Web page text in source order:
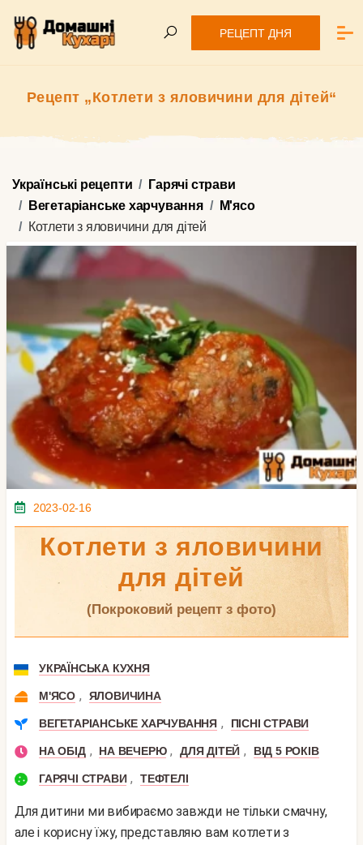
РЕЦЕПТ ДНЯ
Рецепт „Котлети з яловичини для дітей“
Українські рецепти
Гарячі страви
Вегетаріанське харчування
М'ясо
Котлети з яловичини для дітей
2023-02-16
Котлети з яловичини
для дітей
(покроковий рецепт з фото)
УКРАЇНСЬКА КУХНЯ
М'ЯСО , ЯЛОВИЧИНА
ВЕГЕТАРІАНСЬКЕ ХАРЧУВАННЯ , ПІСНІ СТРАВИ
НА ОБІД , НА ВЕЧЕРЮ , ДЛЯ ДІТЕЙ , ВІД 5 РОКІВ
ГАРЯЧІ СТРАВИ , ТЕФТЕЛІ
Для дитини ми вибираємо завжди не тільки смачну,
але і корисну їжу, представляю вам котлети з